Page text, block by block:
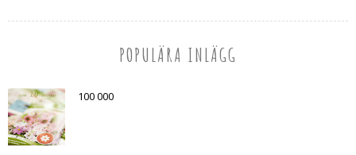
POPULÄRA INLÄGG
100 000